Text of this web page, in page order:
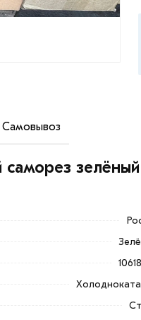
Самовывоз
используемый
аналогичных
Головка окрашена
и области. Наши
условий
зелёный